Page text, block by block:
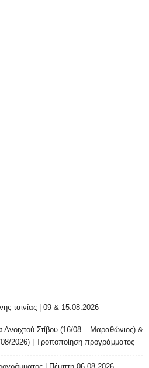
ταινίας | 09 & 15.08.2026
Στίβου (16/08 – Μαραθώνιος) &
2026) | Τροποποίηση προγράμματος